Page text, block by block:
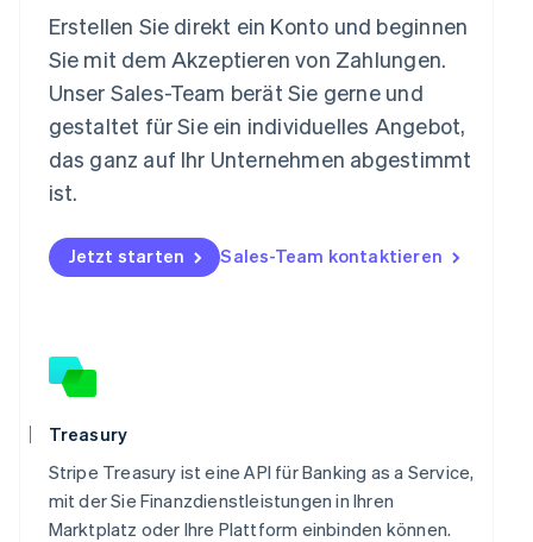
Erstellen Sie direkt ein Konto und beginnen
Sie mit dem Akzeptieren von Zahlungen.
Unser Sales-Team berät Sie gerne und
gestaltet für Sie ein individuelles Angebot,
das ganz auf Ihr Unternehmen abgestimmt
ist.
Jetzt starten Sales-Team kontaktieren
Treasury
Stripe Treasury ist eine API für Banking as a Service,
mit der Sie Finanzdienstleistungen in Ihren
Marktplatz oder Ihre Plattform einbinden können.
Neuseeland
English
Niederlande
Nederlands English
Norwegen
English
Österreich
Portugal
PortuguêsEnglish
Svenska
Schweiz
Singapur
English 简体中文
Slowakei
English